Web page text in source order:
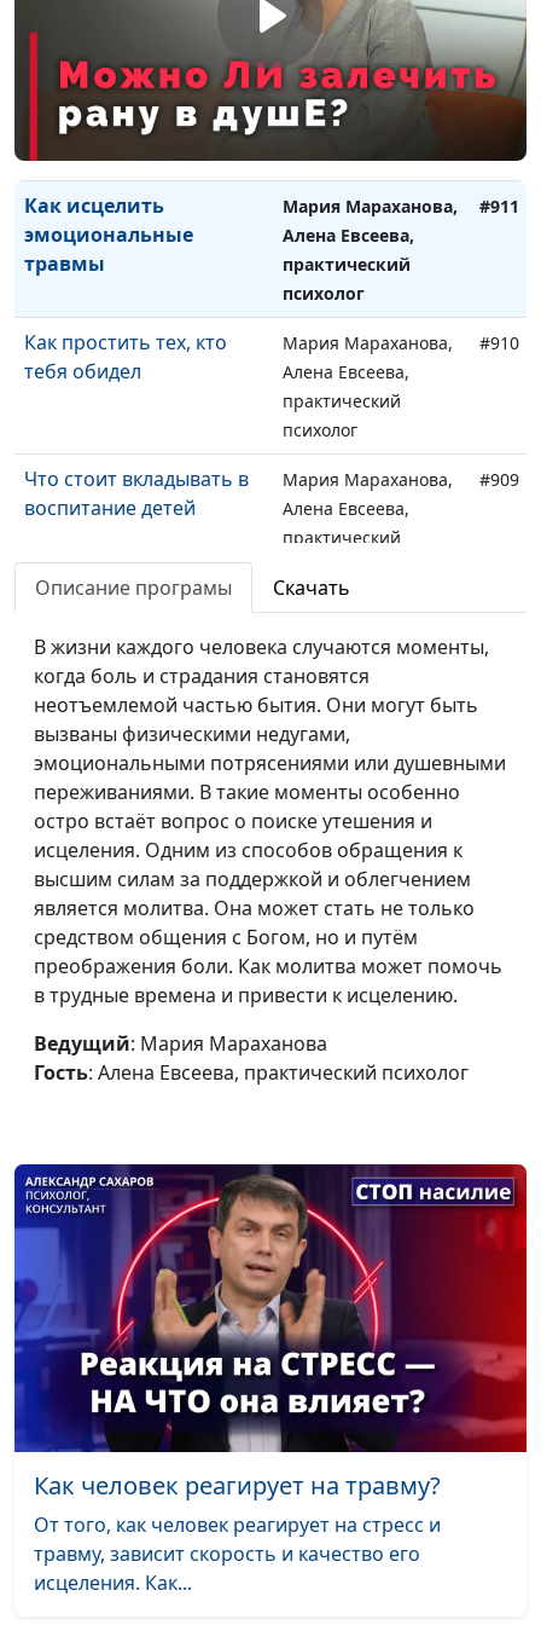
психолог
Одиночество в браке:
если в семье нет
близости?
Мария Мараханова,
Алена Евсеева,
практический
психолог
#912
Как исцелить
эмоциональные
травмы
Мария Мараханова,
Алена Евсеева,
практический
психолог
#911
Как простить тех, кто
тебя обидел
Мария Мараханова,
Алена Евсеева,
практический
психолог
#910
Что стоит вкладывать в
воспитание детей
Мария Мараханова,
Алена Евсеева,
практический
#909
Кем является мужчина в
семье?
Мария Мараханова,
Алена Евсеева,
практический
психолог
#908
Роли мужчины и
женщины в семье
Мария Мараханова,
Алена Евсеева,
психолог
Интимность и
духовность: есть ли
связь?
Мария Мараханова,
Алена Евсеева,
практический
психолог
удовольствие или нечто
большее?
Алена Евсеева,
практический
Сепарация: пора
уходить от родителей?
Мария Мараханова,
Алена Евсеева,
практический
психолог
#904
Цифровая зависимость:
как она влияет на нашу
психику
Юлия Синицына,
Алина Караченцева,
практический
Как стать
устойчивым
Юлия Синицына,
практический
психолог
#902
Как экология влияет на
психику
Описание програмы Скачать
В жизни каждого человека случаются моменты,
когда боль и страдания становятся
неотъемлемой частью бытия. Они могут быть
вызваны физическими недугами,
эмоциональными потрясениями или душевными
переживаниями. В такие моменты особенно
остро встаёт вопрос о поиске утешения и
исцеления. Одним из способов обращения к
высшим силам за поддержкой и облегчением
является молитва. Она может стать не только
средством общения с Богом, но и путём
преображения боли. Как молитва может помочь
в трудные времена и привести к исцелению.
Ведущий: Мария Мараханова
Гость: Алена Евсеева, практический психолог
Как человек реагирует на травму?
От того, как человек реагирует на стресс и
травму, зависит скорость и качество его
исцеления. Как...